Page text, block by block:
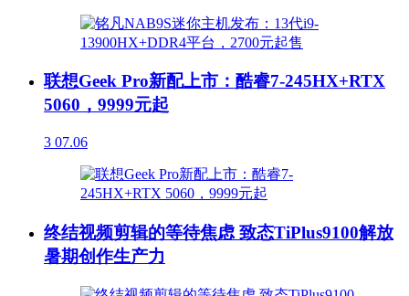
联想Geek Pro新配上市：酷睿7-245HX+RTX
5060，9999元起
3 07.06
终结视频剪辑的等待焦虑 致态TiPlus9100解放
暑期创作生产力